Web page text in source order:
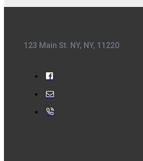
123 Main St. NY, NY, 11220